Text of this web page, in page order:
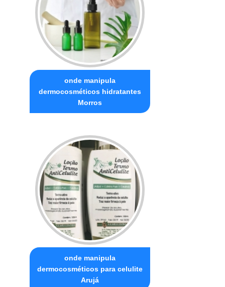
onde manipula
dermocosméticos hidratantes
Morros
onde manipula
dermocosméticos para celulite
Arujá